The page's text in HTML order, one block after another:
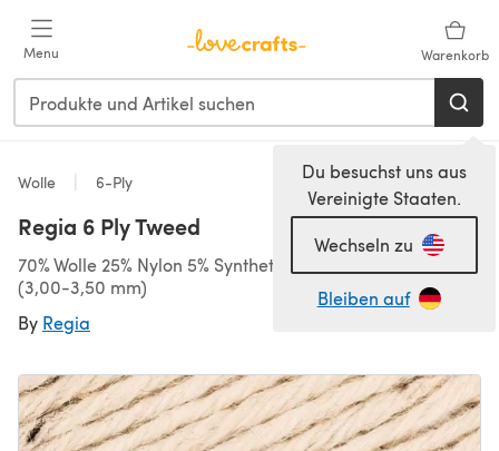
Menu Warenkorb
Du besuchst uns aus
Vereinigte Staaten.
Wechseln zu
Bleiben auf
Wolle 6-Ply
Regia 6 Ply Tweed
70% Wolle 25% Nylon 5% Synthetisch, 125m/50g, 6-Ply
(3,00-3,50 mm)
By Regia